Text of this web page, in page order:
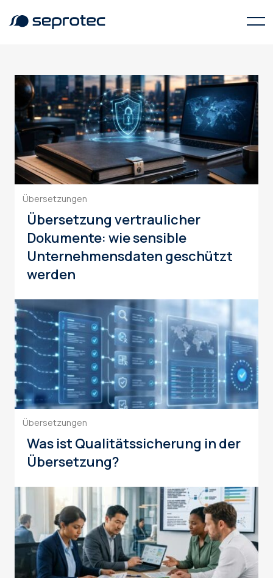
maschinelle Übersetzung
Übersetzungen
Übersetzung vertraulicher
Dokumente: wie sensible
Unternehmensdaten geschützt
werden
Übersetzungen
Was ist Qualitätssicherung in der
Übersetzung?